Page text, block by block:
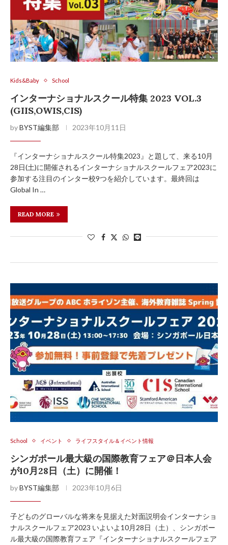
Kids&Baby School
インターナショナルスクール特集 2023 VOL.3
(GIIS,OWIS,CIS)
byBYST編集部 2023年10月11日
『インターナショナルスクール特集2023』と題して、来る10月
28日(土)に開催されるインターナショナルスクールフェア2023に
参加する注目のインター校9つを紹介しています。最終回は
Global In …
READ MORE
School イベント ライフスタイル＆イベント情報
シンガポール最大級の国際教育フェア＠日本人会
が10月28日（土）に開催！
byBYST編集部 2023年10月6日
子どものグローバルな将来を見据えた対面説明会インターナショ
ナルスクールフェア2023 いよいよ10月28日（土）、シンガポー
ル最大級の国際教育フェア『インターナショナルスクールフェア